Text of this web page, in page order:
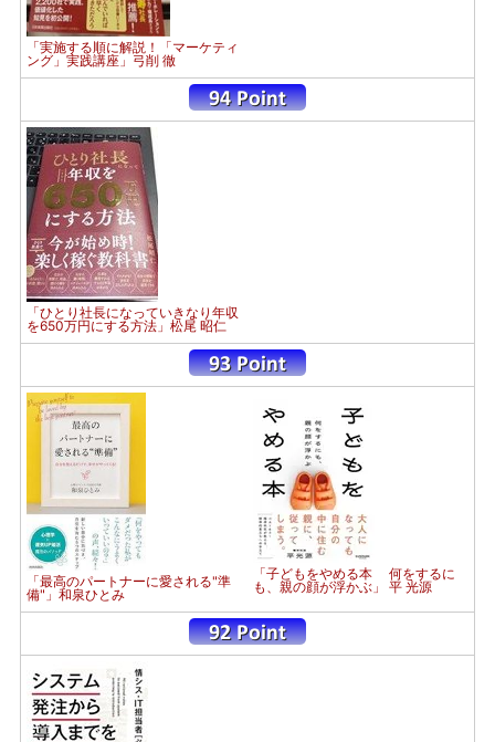
「実施する順に解説！「マーケティ
ング」実践講座」弓削 徹
「ひとり社長になっていきなり年収
を650万円にする方法」松尾 昭仁
「最高のパートナーに愛される"準
備"」和泉ひとみ
「子どもをやめる本 何をするに
も、親の顔が浮かぶ」 平 光源